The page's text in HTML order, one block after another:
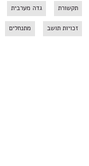
תקשורת גדה מערבית
זכויות תושב מתנחלים